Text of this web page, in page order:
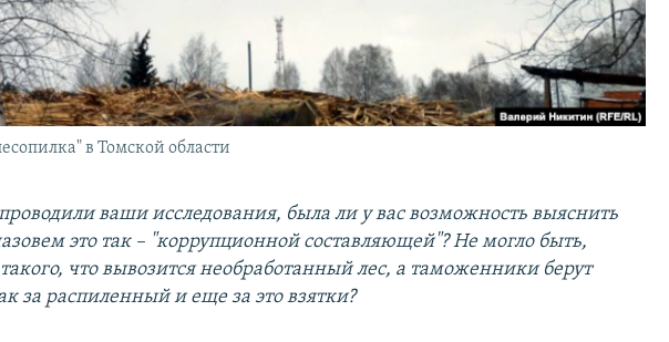
в Томской области
ваши исследования, была ли у вас возможность выяснить
это так – "коррупционной составляющей"? Не могло быть,
что вывозится необработанный лес, а таможенники берут
за распиленный и еще за это взятки?